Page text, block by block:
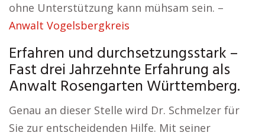
ohne Unterstützung kann mühsam sein. –
Anwalt Vogelsbergkreis
Erfahren und durchsetzungsstark –
Fast drei Jahrzehnte Erfahrung als
Anwalt Rosengarten Württemberg.
Genau an dieser Stelle wird Dr. Schmelzer für
Sie zur entscheidenden Hilfe. Mit seiner